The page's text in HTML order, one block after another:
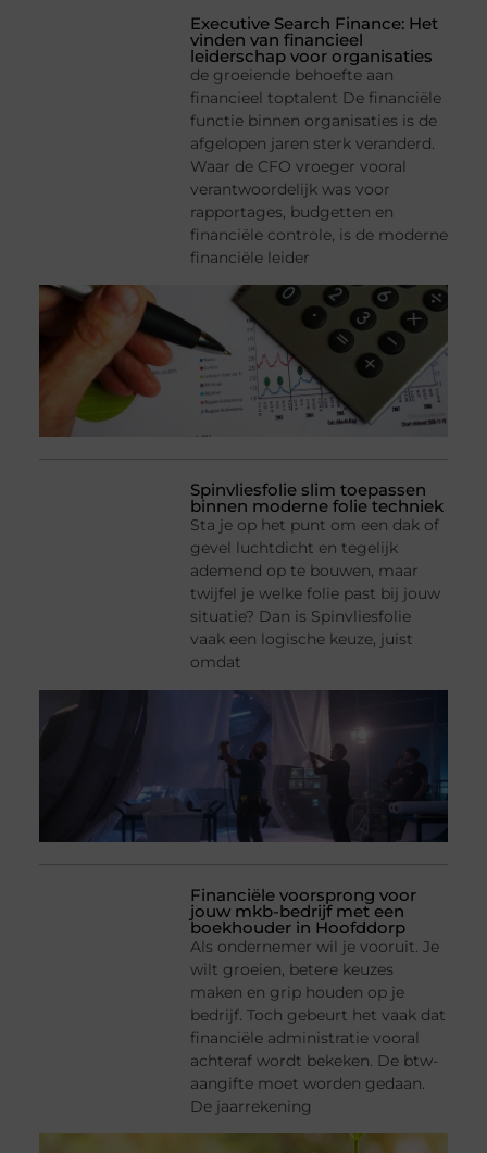
Executive Search Finance: Het
vinden van financieel
leiderschap voor organisaties
de groeiende behoefte aan
financieel toptalent De financiële
functie binnen organisaties is de
afgelopen jaren sterk veranderd.
Waar de CFO vroeger vooral
verantwoordelijk was voor
rapportages, budgetten en
financiële controle, is de moderne
financiële leider
Spinvliesfolie slim toepassen
binnen moderne folie techniek
Sta je op het punt om een dak of
gevel luchtdicht en tegelijk
ademend op te bouwen, maar
twijfel je welke folie past bij jouw
situatie? Dan is Spinvliesfolie
vaak een logische keuze, juist
omdat
Financiële voorsprong voor
jouw mkb-bedrijf met een
boekhouder in Hoofddorp
Als ondernemer wil je vooruit. Je
wilt groeien, betere keuzes
maken en grip houden op je
bedrijf. Toch gebeurt het vaak dat
financiële administratie vooral
achteraf wordt bekeken. De btw-
aangifte moet worden gedaan.
De jaarrekening